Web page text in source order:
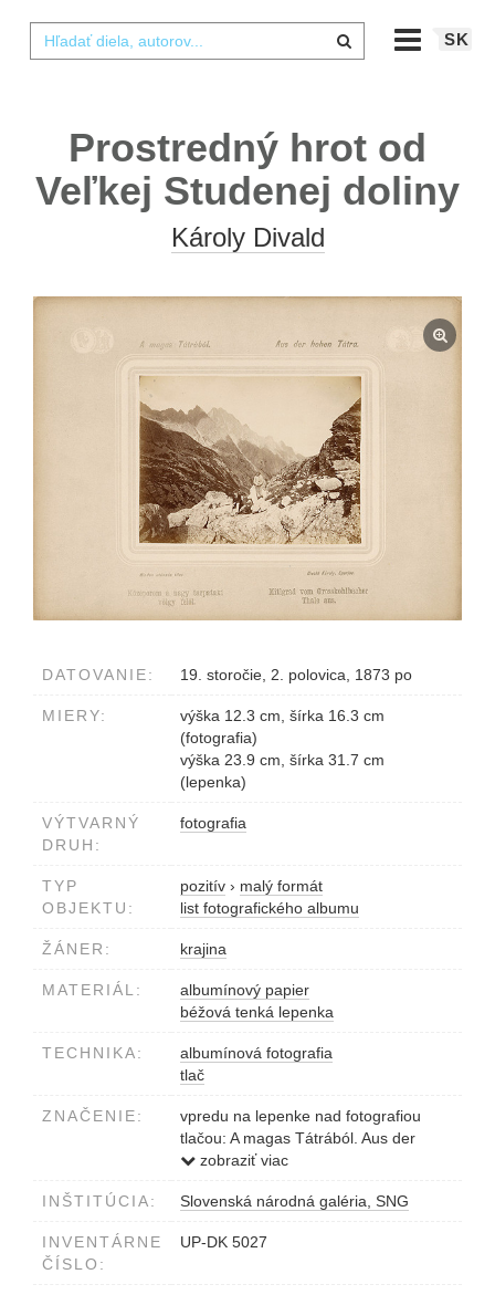
SK
Prostredný hrot od
Veľkej Studenej doliny
Károly Divald
DATOVANIE: 19. storočie, 2. polovica, 1873 po
MIERY:
výška 12.3 cm, šírka 16.3 cm
(fotografia)
výška 23.9 cm, šírka 31.7 cm
(lepenka)
VÝTVARNÝ
DRUH:
fotografia
TYP
OBJEKTU:
pozitív › malý formát
list fotografického albumu
ŽÁNER: krajina
MATERIÁL:
albumínový papier
béžová tenká lepenka
TECHNIKA:
albumínová fotografia
tlač
ZNAČENIE:
vpredu na lepenke nad fotografiou
tlačou: A magas Tátrából. Aus der
hohen Tátra.
tlačou: Minden utánzas tilos. Divald
tarpataki völgy felől. Mitlgrad vom
zobraziť viac
INŠTITÚCIA: Slovenská národná galéria, SNG
INVENTÁRNE
ČÍSLO:
UP-DK 5027